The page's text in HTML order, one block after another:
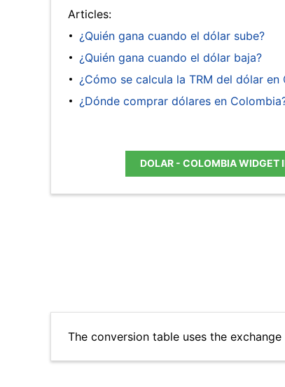
Articles:
¿Quién gana cuando el dólar sube?
¿Quién gana cuando el dólar baja?
¿Cómo se calcula la TRM del dólar en
¿Dónde comprar dólares en
DOLAR - COLOMBIA WIDGET
The conversion table uses the